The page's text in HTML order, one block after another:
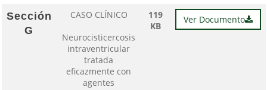
Sección
G
CASO CLÍNICO
Neurocisticercosis
intraventricular
tratada
eficazmente con
agentes
119
KB
Ver Documento